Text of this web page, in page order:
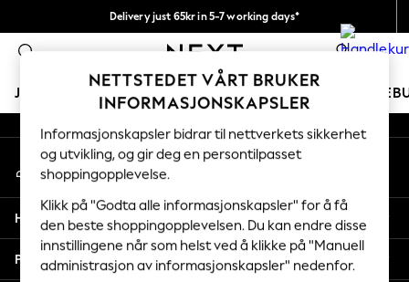
Delivery just 65kr in 5-7 working days*
Vi betaler alle tollavgifter 0
JENTER GUTTER BABY KVINNER MENN
GIRLS
New In
50 - 92cm
98 - 110cm
116 - 134cm
140 - 174cm
Trending: Top & Short Sets
An error occurred on client
Våre sosiale nettverk
Min konto
Logg inn på kontoen din
Hjelp
Personvern & Juridisk
NETTSTEDET VÅRT BRUKER
INFORMASJONSKAPSLER
Informasjonskapsler bidrar til nettverkets sikkerhet
og utvikling, og gir deg en persontilpasset
shoppingopplevelse.
Klikk på "Godta alle informasjonskapsler" for å få
den beste shoppingopplevelsen. Du kan endre disse
innstillingene når som helst ved å klikke på "Manuell
administrasjon av informasjonskapsler" nedenfor.